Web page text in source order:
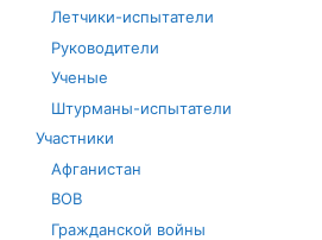
Летчики-испытатели
Руководители
Ученые
Штурманы-испытатели
Участники
Афганистан
ВОВ
Гражданской войны